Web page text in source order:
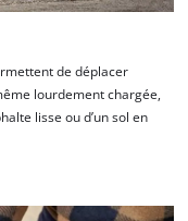
de déplacer
lourdement chargée,
lisse ou d’un sol en